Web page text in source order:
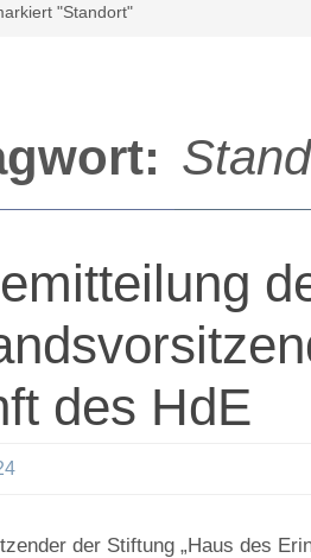
"Standort"
des HdE
der Stiftung „Haus des